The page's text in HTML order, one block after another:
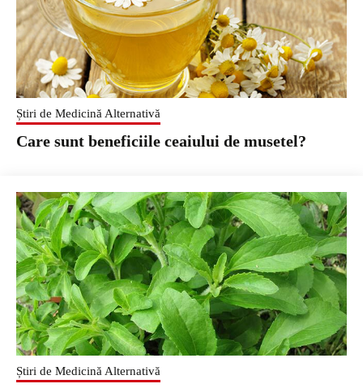
Știri de Medicină Alternativă
Care sunt beneficiile ceaiului de musetel?
Știri de Medicină Alternativă